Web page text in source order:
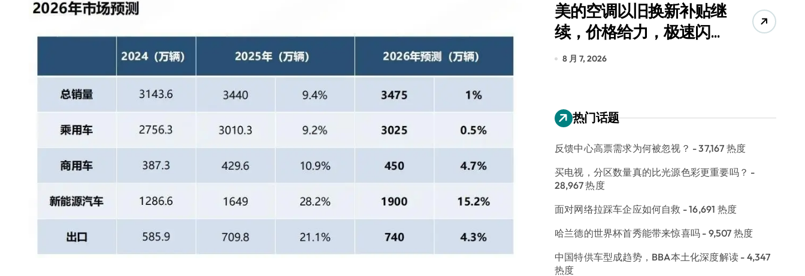
追觅、石头科技注意：你
们的扫地机已被美国认定
为“战略武器”
7 月 30, 2026
开始靠“擦边”续命了？
美的空调以旧换新补贴继
续，价格给力，极速闪
装！
8 月 7, 2026
热门话题
反馈中心高票需求为何被忽视？ - 37,167 热度
买电视，分区数量真的比光源色彩更重要吗？ -
28,967 热度
面对网络拉踩车企应如何自救 - 16,691 热度
哈兰德的世界杯首秀能带来惊喜吗 - 9,507 热度
中国特供车型成趋势，BBA本土化深度解读 - 4,347
热度